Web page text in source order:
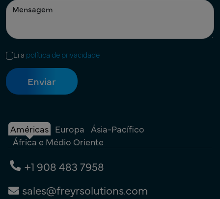
Li a política de privacidade
Américas Europa Ásia-Pacífico
África e Médio Oriente
+1 908 483 7958
sales@freyrsolutions.com